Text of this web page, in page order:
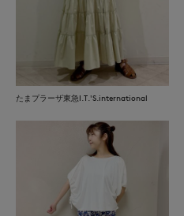
たまプラーザ東急I.T.'S.international